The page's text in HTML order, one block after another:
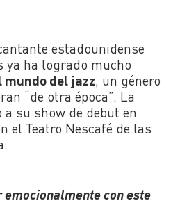
estadounidense
ya ha logrado mucho
mundo del jazz , un género
“de otra época”. La
su show de debut en
el Teatro Nescafé de las
emocionalmente con este